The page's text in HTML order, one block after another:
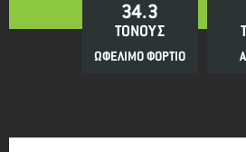
34.3
ΤΟΝΟΥΣ
ΩΦΕΛΙΜΟ ΦΟΡΤΙΟ